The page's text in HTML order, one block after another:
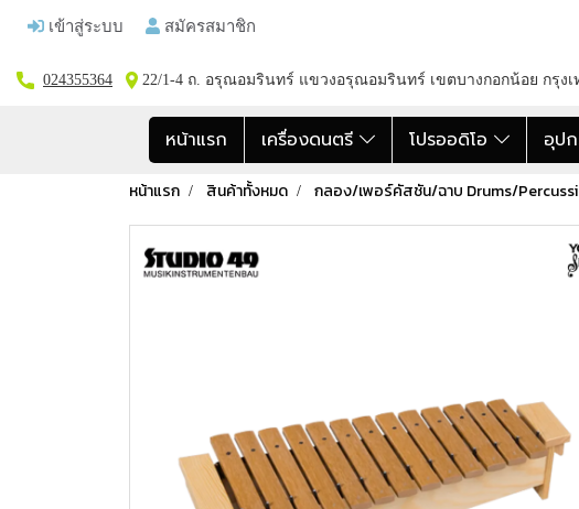
เข้าสู่ระบบ สมัครสมาชิก
024355364 22/1-4 ถ. อรุณอมรินทร์ แขวงอรุณอมรินทร์ เขตบางกอกน้อย กรุงเ
หน้าแรก เครื่องดนตรี โปรออดิโอ อุป
หน้าแรก สินค้าทั้งหมด กลอง/เพอร์คัสชัน/ฉาบ Drums/